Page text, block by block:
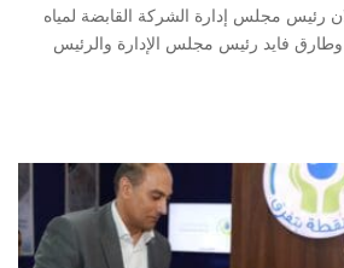
رئيس مجلس إدارة الشركة القابضة لمياه
فايد رئيس مجلس الإدارة والرئيس